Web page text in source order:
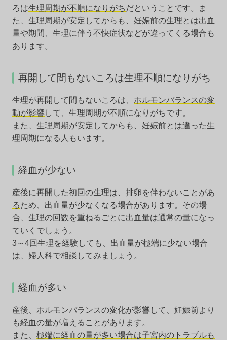
ろは生理周期が不順になりがちだということです。ま
た、生理周期が安定してからも、妊娠前の生理とは出血
量や期間、生理に伴う不快症状などが違ってくる場合も
あります。
再開して間もないころは生理不順になりがち
生理が再開して間もないころは、 ホルモンバランスの変
動が影響 して、生理周期が不順になりがちです。
また、生理周期が安定してからも、妊娠前とは違った生
理周期になる人もいます。
経血が少ない
産後に再開した初回の生理は、 排卵を伴わないことがあ
るため、出血量が少なくなる場合があります。その場
合、生理の回数を重ねるごとに出血量は通常の量になっ
ていくでしょう。
3～4回生理を経験しても、出血量が極端に少ない場合
は、婦人科で相談してみましょう。
経血が多い
産後、ホルモンバランスの変化が影響して、妊娠前より
も経血の量が増えることがあります。
また、 極端に経血の量が多い場合は子宮内のトラブルも